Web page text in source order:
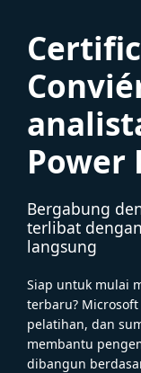
Power
Bergabung
terlibat
langsung
Siap untuk mulai
terbaru? Microsoft
pelatihan, dan
membantu
dibangun